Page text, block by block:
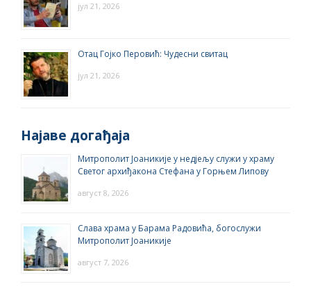
јул 21, 2026
Отац Гојко Перовић: Чудесни свитац
јул 21, 2026
Најаве догађаја
Митрополит Јоаникије у недјељу служи у храму
Светог архиђакона Стефана у Горњем Липову
август 8, 2026
Слава храма у Барама Радовића, богослужи
Митрополит Јоаникије
август 7, 2026